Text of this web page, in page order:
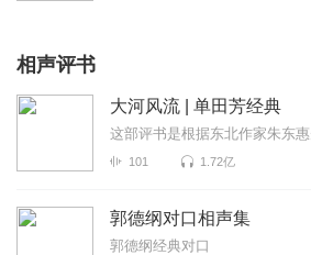
相声评书
大河风流 | 单田芳经典
101 1.72亿
郭德纲对口相声集
郭德纲经典对口